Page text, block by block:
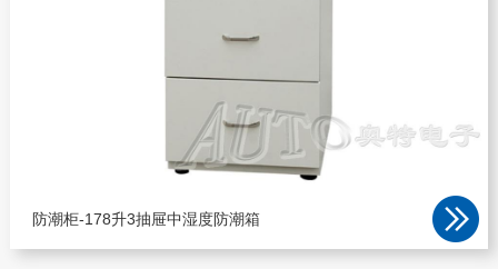
防潮柜-178升3抽屉中湿度防潮箱